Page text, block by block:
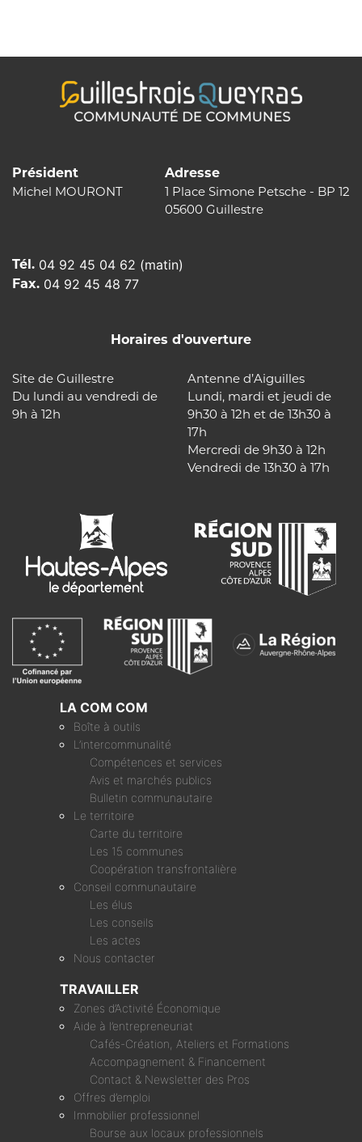
Président
Michel MOURONT
Adresse
1 Place Simone Petsche - BP 12
05600 Guillestre
Tél. 04 92 45 04 62 (matin)
Fax. 04 92 45 48 77
Horaires d'ouverture
Site de Guillestre
Du lundi au vendredi de
9h à 12h
Antenne d’Aiguilles
Lundi, mardi et jeudi de
9h30 à 12h et de 13h30 à
17h
Mercredi de 9h30 à 12h
Vendredi de 13h30 à 17h
LA COM COM
Boîte à outils
L’intercommunalité
Compétences et services
Avis et marchés publics
Bulletin communautaire
Le territoire
Carte du territoire
Les 15 communes
Coopération transfrontalière
Conseil communautaire
Les élus
Les conseils
Les actes
Nous contacter
TRAVAILLER
Zones d’Activité Économique
Aide à l’entrepreneuriat
Cafés-Création, Ateliers et Formations
Accompagnement & Financement
Contact & Newsletter des Pros
Offres d’emploi
Immobilier professionnel
Bourse aux locaux professionnels